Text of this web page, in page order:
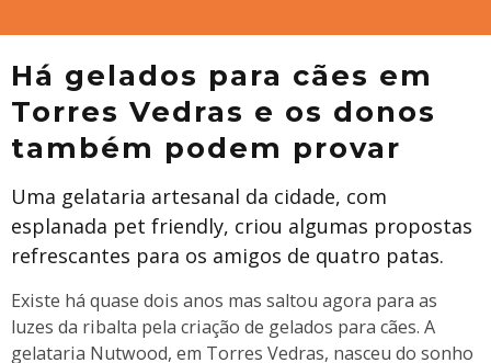
Há gelados para cães em
Torres Vedras e os donos
também podem provar
Uma gelataria artesanal da cidade, com
esplanada pet friendly, criou algumas propostas
refrescantes para os amigos de quatro patas.
Existe há quase dois anos mas saltou agora para as
luzes da ribalta pela criação de gelados para cães. A
gelataria Nutwood, em Torres Vedras, nasceu do sonho